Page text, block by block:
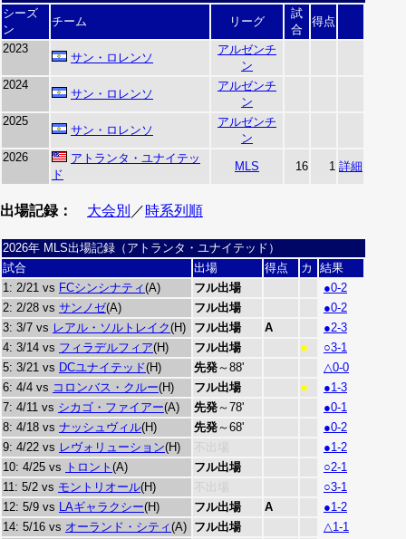
シーズ
ン
チーム リーグ
試
合
得点
2023
サン・ロレンソ
アルゼンチ
ン
2024
サン・ロレンソ
アルゼンチ
ン
2025
サン・ロレンソ
アルゼンチ
ン
2026
アトランタ・ユナイテッ
ド
MLS 16 1 詳細
出場記録： 大会別 ／時系列順
2026年 MLS出場記録（アトランタ・ユナイテッド）
試合
出場 得点 カ
結果
1: 2/21 vs FCシンシナティ(A) フル出場
●0-2
2: 2/28 vs サンノゼ(A) フル出場
●0-2
3: 3/7 vs レアル・ソルトレイク(H) フル出場 A
●2-3
4: 3/14 vs フィラデルフィア(H) フル出場 ■
○3-1
5: 3/21 vs DCユナイテッド(H) 先発～88'
△0-0
6: 4/4 vs コロンバス・クルー(H) フル出場 ■
●1-3
7: 4/11 vs シカゴ・ファイアー(A) 先発～78'
●0-1
8: 4/18 vs ナッシュヴィル(H) 先発～68'
●0-2
9: 4/22 vs レヴォリューション(H) 不出場
●1-2
10: 4/25 vs トロント (A) フル出場
○2-1
11: 5/2 vs モントリオール(H) 不出場
○3-1
12: 5/9 vs LAギャラクシー(H) フル出場 A
●1-2
14: 5/16 vs オーランド・シティ(A) フル出場
△1-1